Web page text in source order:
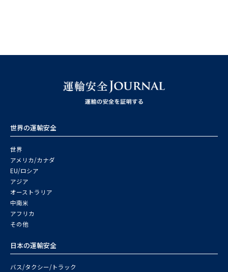
世界の運輸安全
世界
アメリカ/カナダ
EU/ロシア
アジア
オーストラリア
中南米
アフリカ
その他
日本の運輸安全
バス/タクシー/トラック